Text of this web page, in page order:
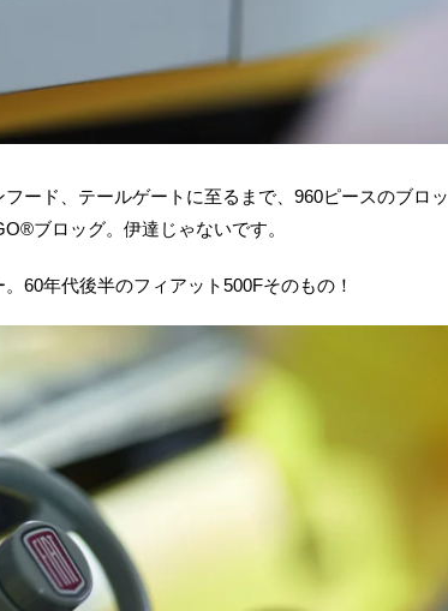
ード、テールゲートに至るまで、960ピースのブロッ
ブロッグ。伊達じゃないです。
60年代後半のフィアット500Fそのもの！